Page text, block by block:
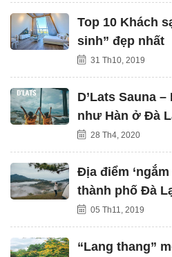
Top 10 Khách
sinh” đẹp nhất
31 Th10, 2019
D’Lats Sauna
như Hàn ở Đà
28 Th4, 2020
Địa điểm
thành phố Đà
05 Th11, 2019
“Lang thang”